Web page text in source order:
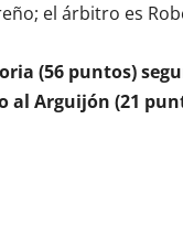
el árbitro es
(56 puntos)
al Arguijón (21